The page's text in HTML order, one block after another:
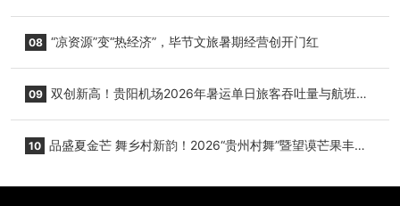
08 “凉资源”变“热经济”，毕节文旅暑期经营创开门红
09 双创新高！贵阳机场2026年暑运单日旅客吞吐量与航班起
10 品盛夏金芒 舞乡村新韵！2026“贵州村舞”暨望谟芒果丰收